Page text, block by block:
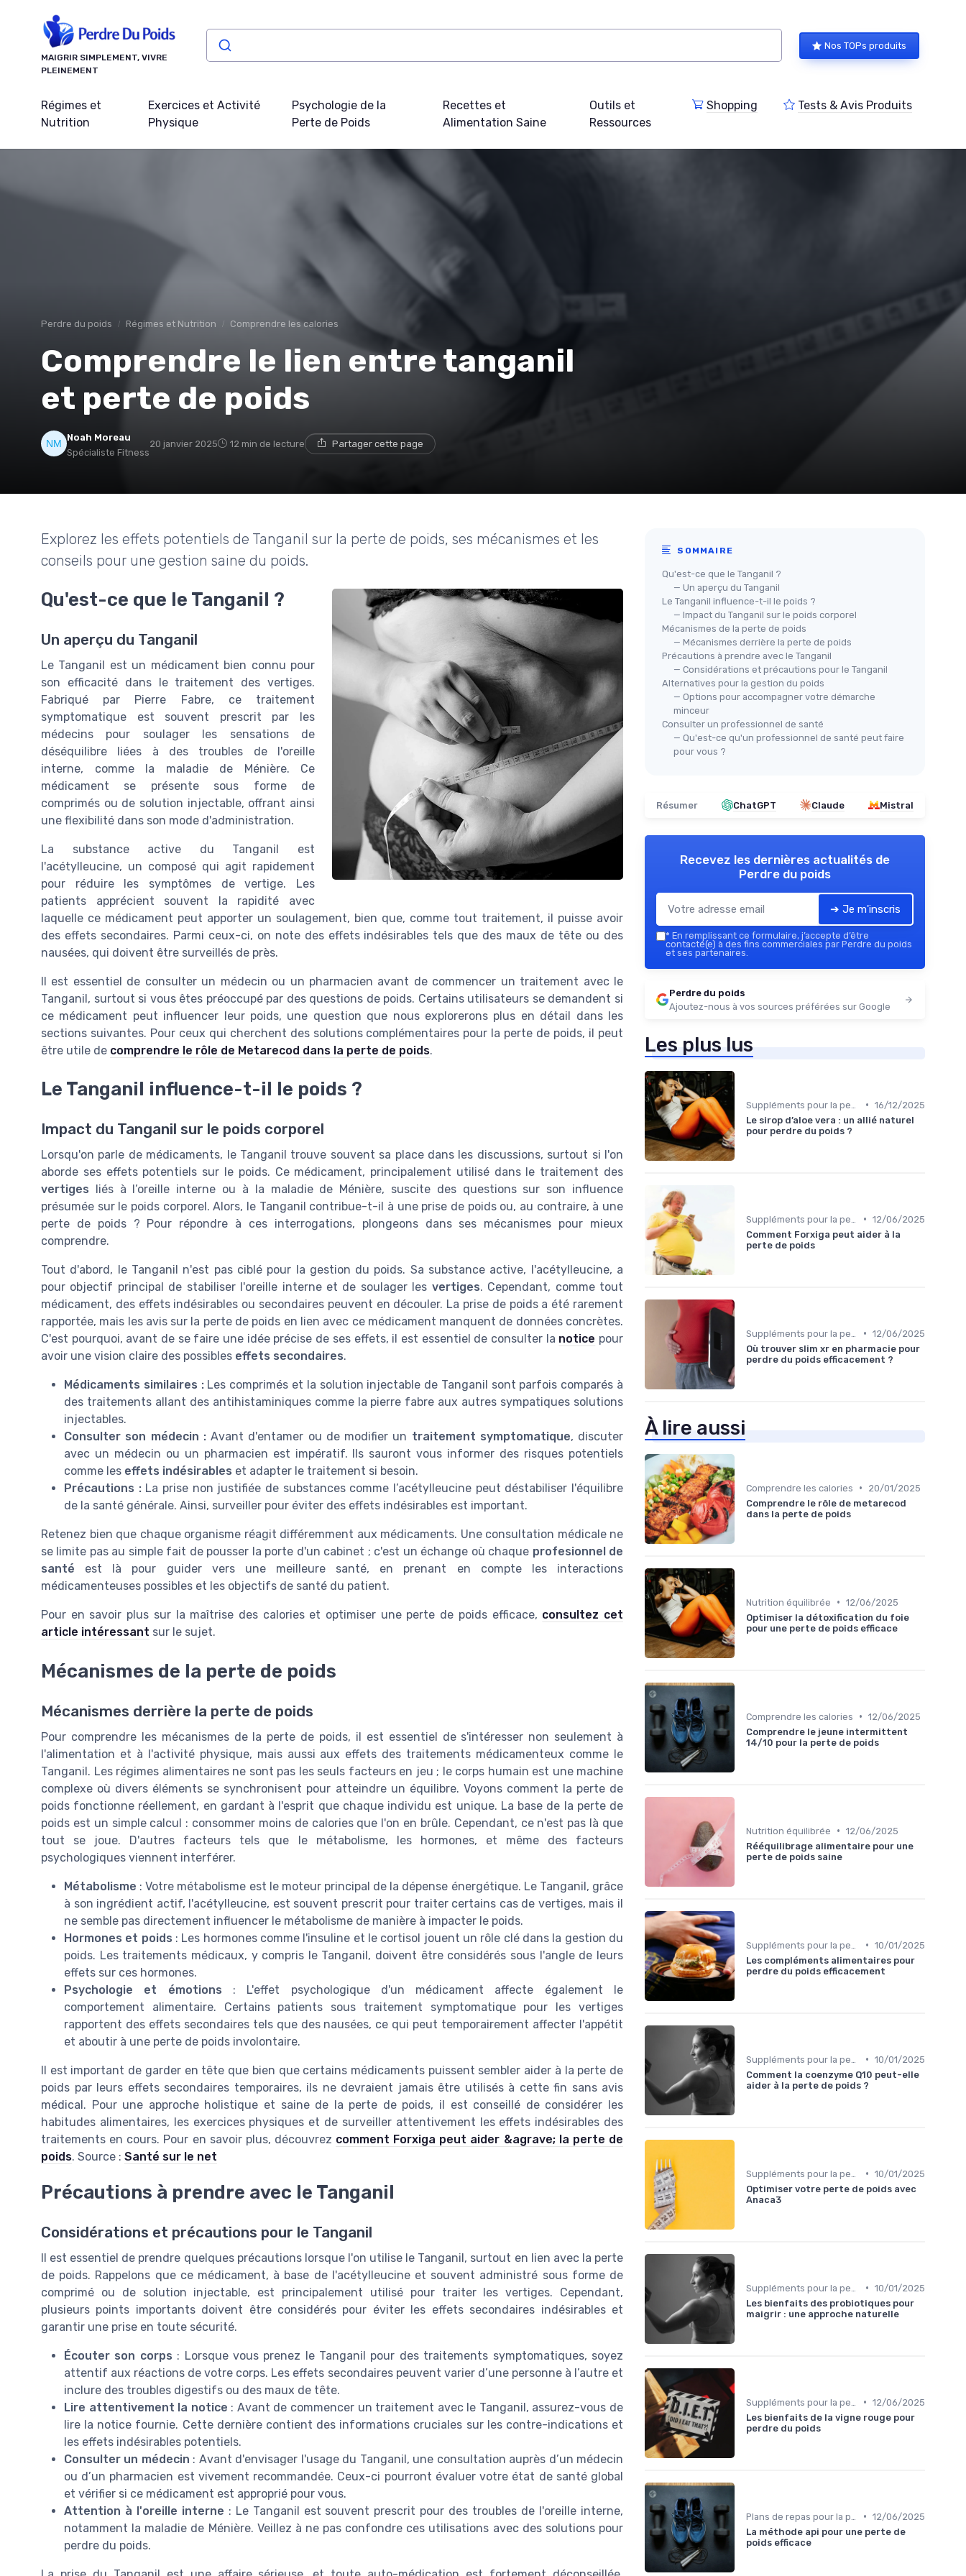
MAIGRIR SIMPLEMENT, VIVRE
PLEINEMENT
Nos TOPs produits
Régimes et
Nutrition
Exercices et Activité
Physique
Psychologie de la
Perte de Poids
Recettes et
Alimentation Saine
Outils et
Ressources
Shopping Tests & Avis Produits
Perdre du poids Régimes et Nutrition Comprendre les calories
Comprendre le lien entre tanganil
et perte de poids
Noah Moreau
Spécialiste Fitness
20 janvier 2025 12 min de lecture Partager cette page
Explorez les effets potentiels de Tanganil sur la perte de poids, ses mécanismes et les
conseils pour une gestion saine du poids.
Qu'est-ce que le Tanganil ?
Un aperçu du Tanganil
Le Tanganil est un médicament bien connu pour
son efficacité dans le traitement des vertiges.
Fabriqué par Pierre Fabre, ce traitement
symptomatique est souvent prescrit par les
médecins pour soulager les sensations de
déséquilibre liées à des troubles de l'oreille
interne, comme la maladie de Ménière. Ce
médicament se présente sous forme de
comprimés ou de solution injectable, offrant ainsi
une flexibilité dans son mode d'administration.
La substance active du Tanganil est
l'acétylleucine, un composé qui agit rapidement
pour réduire les symptômes de vertige. Les
patients apprécient souvent la rapidité avec
laquelle ce médicament peut apporter un soulagement, bien que, comme tout traitement, il puisse avoir
des effets secondaires. Parmi ceux-ci, on note des effets indésirables tels que des maux de tête ou des
nausées, qui doivent être surveillés de près.
Il est essentiel de consulter un médecin ou un pharmacien avant de commencer un traitement avec le
Tanganil, surtout si vous êtes préoccupé par des questions de poids. Certains utilisateurs se demandent si
ce médicament peut influencer leur poids, une question que nous explorerons plus en détail dans les
sections suivantes. Pour ceux qui cherchent des solutions complémentaires pour la perte de poids, il peut
être utile de comprendre le rôle de Metarecod dans la perte de poids.
Le Tanganil influence-t-il le poids ?
Impact du Tanganil sur le poids corporel
Lorsqu'on parle de médicaments, le Tanganil trouve souvent sa place dans les discussions, surtout si l'on
aborde ses effets potentiels sur le poids. Ce médicament, principalement utilisé dans le traitement des
vertiges liés à l’oreille interne ou à la maladie de Ménière, suscite des questions sur son influence
présumée sur le poids corporel. Alors, le Tanganil contribue-t-il à une prise de poids ou, au contraire, à une
perte de poids ? Pour répondre à ces interrogations, plongeons dans ses mécanismes pour mieux
comprendre.
Tout d'abord, le Tanganil n'est pas ciblé pour la gestion du poids. Sa substance active, l'acétylleucine, a
pour objectif principal de stabiliser l'oreille interne et de soulager les vertiges. Cependant, comme tout
médicament, des effets indésirables ou secondaires peuvent en découler. La prise de poids a été rarement
rapportée, mais les avis sur la perte de poids en lien avec ce médicament manquent de données concrètes.
C'est pourquoi, avant de se faire une idée précise de ses effets, il est essentiel de consulter la notice pour
avoir une vision claire des possibles effets secondaires.
Médicaments similaires :Les comprimés et la solution injectable de Tanganil sont parfois comparés à
des traitements allant des antihistaminiques comme la pierre fabre aux autres sympatiques solutions
injectables.
Consulter son médecin :Avant d'entamer ou de modifier un traitement symptomatique, discuter
avec un médecin ou un pharmacien est impératif. Ils sauront vous informer des risques potentiels
comme les effets indésirables et adapter le traitement si besoin.
Précautions :La prise non justifiée de substances comme l’acétylleucine peut déstabiliser l'équilibre
de la santé générale. Ainsi, surveiller pour éviter des effets indésirables est important.
Retenez bien que chaque organisme réagit différemment aux médicaments. Une consultation médicale ne
se limite pas au simple fait de pousser la porte d'un cabinet ; c'est un échange où chaque profesionnel de
santé est là pour guider vers une meilleure santé, en prenant en compte les interactions
médicamenteuses possibles et les objectifs de santé du patient.
Pour en savoir plus sur la maîtrise des calories et optimiser une perte de poids efficace, consultez cet
article intéressant sur le sujet.
Mécanismes de la perte de poids
Mécanismes derrière la perte de poids
Pour comprendre les mécanismes de la perte de poids, il est essentiel de s'intéresser non seulement à
l'alimentation et à l'activité physique, mais aussi aux effets des traitements médicamenteux comme le
Tanganil. Les régimes alimentaires ne sont pas les seuls facteurs en jeu ; le corps humain est une machine
complexe où divers éléments se synchronisent pour atteindre un équilibre. Voyons comment la perte de
poids fonctionne réellement, en gardant à l'esprit que chaque individu est unique. La base de la perte de
poids est un simple calcul : consommer moins de calories que l'on en brûle. Cependant, ce n'est pas là que
tout se joue. D'autres facteurs tels que le métabolisme, les hormones, et même des facteurs
psychologiques viennent interférer.
Métabolisme : Votre métabolisme est le moteur principal de la dépense énergétique. Le Tanganil, grâce
à son ingrédient actif, l'acétylleucine, est souvent prescrit pour traiter certains cas de vertiges, mais il
ne semble pas directement influencer le métabolisme de manière à impacter le poids.
Hormones et poids : Les hormones comme l'insuline et le cortisol jouent un rôle clé dans la gestion du
poids. Les traitements médicaux, y compris le Tanganil, doivent être considérés sous l'angle de leurs
effets sur ces hormones.
Psychologie et émotions : L'effet psychologique d'un médicament affecte également le
comportement alimentaire. Certains patients sous traitement symptomatique pour les vertiges
rapportent des effets secondaires tels que des nausées, ce qui peut temporairement affecter l'appétit
et aboutir à une perte de poids involontaire.
Il est important de garder en tête que bien que certains médicaments puissent sembler aider à la perte de
poids par leurs effets secondaires temporaires, ils ne devraient jamais être utilisés à cette fin sans avis
médical. Pour une approche holistique et saine de la perte de poids, il est conseillé de considérer les
habitudes alimentaires, les exercices physiques et de surveiller attentivement les effets indésirables des
traitements en cours. Pour en savoir plus, découvrez comment Forxiga peut aider &agrave; la perte de
poids. Source : Santé sur le net
Précautions à prendre avec le Tanganil
Considérations et précautions pour le Tanganil
Il est essentiel de prendre quelques précautions lorsque l'on utilise le Tanganil, surtout en lien avec la perte
de poids. Rappelons que ce médicament, à base de l'acétylleucine et souvent administré sous forme de
comprimé ou de solution injectable, est principalement utilisé pour traiter les vertiges. Cependant,
plusieurs points importants doivent être considérés pour éviter les effets secondaires indésirables et
garantir une prise en toute sécurité.
Écouter son corps : Lorsque vous prenez le Tanganil pour des traitements symptomatiques, soyez
attentif aux réactions de votre corps. Les effets secondaires peuvent varier d’une personne à l’autre et
inclure des troubles digestifs ou des maux de tête.
Lire attentivement la notice : Avant de commencer un traitement avec le Tanganil, assurez-vous de
lire la notice fournie. Cette dernière contient des informations cruciales sur les contre-indications et
les effets indésirables potentiels.
Consulter un médecin : Avant d'envisager l'usage du Tanganil, une consultation auprès d’un médecin
ou d’un pharmacien est vivement recommandée. Ceux-ci pourront évaluer votre état de santé global
et vérifier si ce médicament est approprié pour vous.
Attention à l'oreille interne : Le Tanganil est souvent prescrit pour des troubles de l'oreille interne,
notamment la maladie de Ménière. Veillez à ne pas confondre ces utilisations avec des solutions pour
perdre du poids.
SOMMAIRE
Qu'est-ce que le Tanganil ?
— Un aperçu du Tanganil
Le Tanganil influence-t-il le poids ?
— Impact du Tanganil sur le poids corporel
Mécanismes de la perte de poids
— Mécanismes derrière la perte de poids
Précautions à prendre avec le Tanganil
— Considérations et précautions pour le Tanganil
Alternatives pour la gestion du poids
— Options pour accompagner votre démarche
minceur
Consulter un professionnel de santé
— Qu'est-ce qu'un professionnel de santé peut faire
pour vous ?
Résumer ChatGPT Claude Mistral
Recevez les dernières actualités de
Perdre du poids
➔ Je m'inscris
* En remplissant ce formulaire, j’accepte d’être
contacté(e) à des fins commerciales par Perdre du poids
et ses partenaires.
Perdre du poids
Ajoutez-nous à vos sources préférées sur Google
Les plus lus
• 16/12/2025
Le sirop d’aloe vera : un allié naturel
pour perdre du poids ?
• 12/06/2025
Comment Forxiga peut aider à la
perte de poids
• 12/06/2025
Où trouver slim xr en pharmacie pour
perdre du poids efficacement ?
À lire aussi
Comprendre les calories •
20/01/2025
Comprendre le rôle de metarecod
dans la perte de poids
Nutrition équilibrée • 12/06/2025
Optimiser la détoxification du foie
pour une perte de poids efficace
Comprendre les calories • 12/06/2025
Comprendre le jeune intermittent
14/10 pour la perte de poids
Nutrition équilibrée • 12/06/2025
Rééquilibrage alimentaire pour une
perte de poids saine
• 10/01/2025
Les compléments alimentaires pour
perdre du poids efficacement
• 10/01/2025
Comment la coenzyme Q10 peut-elle
aider à la perte de poids ?
• 10/01/2025
Optimiser votre perte de poids avec
Anaca3
• 10/01/2025
Les bienfaits des probiotiques pour
maigrir : une approche naturelle
• 12/06/2025
Les bienfaits de la vigne rouge pour
perdre du poids
• 12/06/2025
La méthode api pour une perte de
poids efficace